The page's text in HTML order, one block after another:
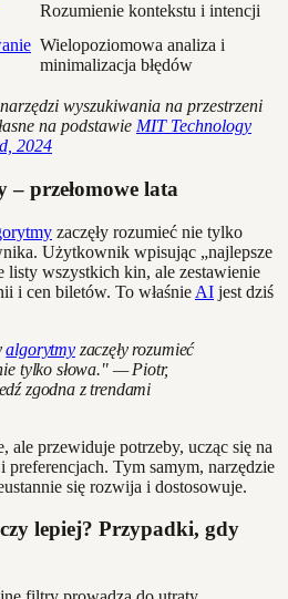
Rozumienie kontekstu i intencji
Wielopoziomowa analiza i
minimalizacja błędów
wyszukiwania na przestrzeni
na podstawie MIT Technology
2024
– przełomowe lata
zaczęły rozumieć nie tylko
Użytkownik wpisując „najlepsze
listy wszystkich kin, ale zestawienie
i cen biletów. To właśnie AI jest dziś
algorytmyzaczęły rozumieć
tylko słowa." — Piotr,
zgodna z trendami
ale przewiduje potrzeby, ucząc się na
preferencjach. Tym samym, narzędzie
się rozwija i dostosowuje.
lepiej? Przypadki, gdy